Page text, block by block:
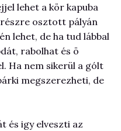
lehet a kör kapuba
osztott pályán
lehet, de ha tud lábbal
rabolhat és ö
Ha nem sikerül a gólt
megszerezheti, de
és igy elveszti az